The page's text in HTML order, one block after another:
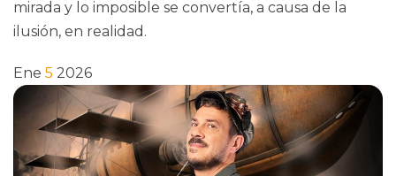
mirada y lo imposible se convertía, a causa de la
ilusión, en realidad.
Ene 5 2026